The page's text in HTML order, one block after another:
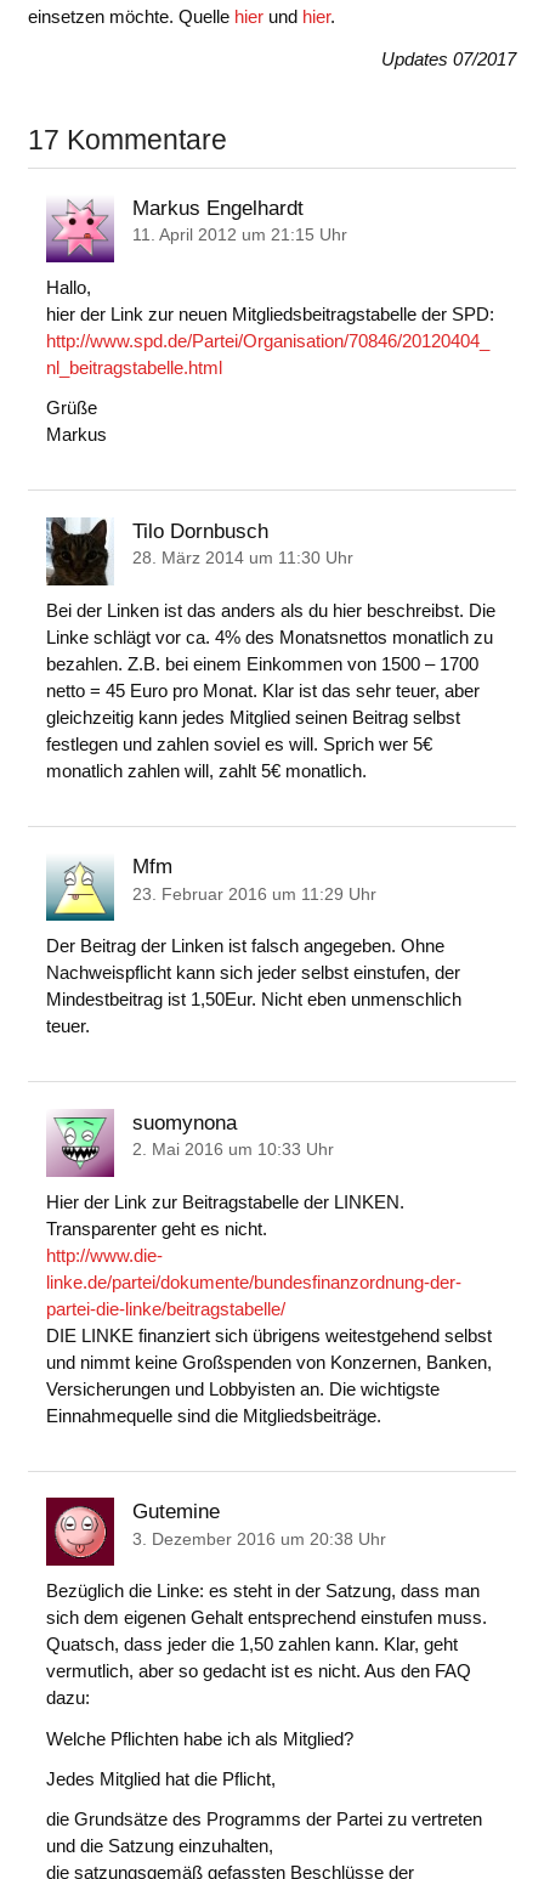
einsetzen möchte. Quelle hierund hier.
Updates 07/2017
17 Kommentare
Markus Engelhardt
11. April 2012 um 21:15 Uhr
Hallo,
hier der Link zur neuen Mitgliedsbeitragstabelle der SPD:
http://www.spd.de/Partei/Organisation/70846/20120404_
nl_beitragstabelle.html
Grüße
Markus
Tilo Dornbusch
28. März 2014 um 11:30 Uhr
Bei der Linken ist das anders als du hier beschreibst. Die
Linke schlägt vor ca. 4% des Monatsnettos monatlich zu
bezahlen. Z.B. bei einem Einkommen von 1500 – 1700
netto = 45 Euro pro Monat. Klar ist das sehr teuer, aber
gleichzeitig kann jedes Mitglied seinen Beitrag selbst
festlegen und zahlen soviel es will. Sprich wer 5€
monatlich zahlen will, zahlt 5€ monatlich.
Mfm
23. Februar 2016 um 11:29 Uhr
Der Beitrag der Linken ist falsch angegeben. Ohne
Nachweispflicht kann sich jeder selbst einstufen, der
Mindestbeitrag ist 1,50Eur. Nicht eben unmenschlich
teuer.
suomynona
2. Mai 2016 um 10:33 Uhr
Hier der Link zur Beitragstabelle der LINKEN.
Transparenter geht es nicht.
http://www.die-
linke.de/partei/dokumente/bundesfinanzordnung-der-
partei-die-linke/beitragstabelle/
DIE LINKE finanziert sich übrigens weitestgehend selbst
und nimmt keine Großspenden von Konzernen, Banken,
Versicherungen und Lobbyisten an. Die wichtigste
Einnahmequelle sind die Mitgliedsbeiträge.
Gutemine
3. Dezember 2016 um 20:38 Uhr
Bezüglich die Linke: es steht in der Satzung, dass man
sich dem eigenen Gehalt entsprechend einstufen muss.
Quatsch, dass jeder die 1,50 zahlen kann. Klar, geht
vermutlich, aber so gedacht ist es nicht. Aus den FAQ
dazu:
Welche Pflichten habe ich als Mitglied?
Jedes Mitglied hat die Pflicht,
die Grundsätze des Programms der Partei zu vertreten
und die Satzung einzuhalten,
die satzungsgemäß gefassten Beschlüsse der